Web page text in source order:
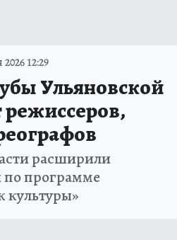
12:29
Ульяновской
расширили
по программе
культуры»